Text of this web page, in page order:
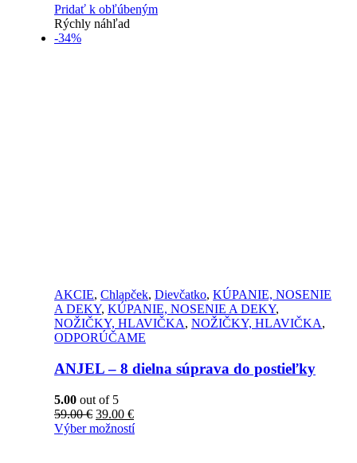
Pridať k obľúbeným
Rýchly náhľad
-34%
AKCIE, Chlapček, Dievčatko, KÚPANIE, NOSENIE
A DEKY, KÚPANIE, NOSENIE A DEKY,
NOŽIČKY, HLAVIČKA, NOŽIČKY, HLAVIČKA,
ODPORÚČAME
ANJEL – 8 dielna súprava do postieľky
5.00 out of 5
59.00€ 39.00 €
Výber možností